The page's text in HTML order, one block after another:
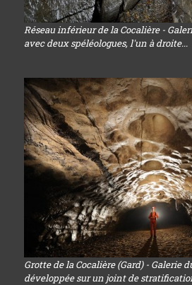
Réseau inférieur de la Cocalière -
avec deux spéléologues, l'un à droite...
Grotte de la Cocalière (Gard) - Galerie
développée sur un joint de